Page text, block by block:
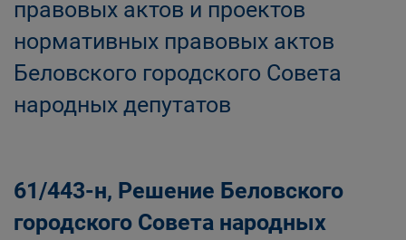
правовых актов и проектов
нормативных правовых актов
Беловского городского Совета
народных депутатов
61/443-н, Решение Беловского
городского Совета народных